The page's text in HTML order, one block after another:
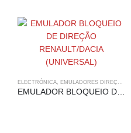
ELECTRÓNICA, EMULADORES DIREÇÃO
EMULADOR BLOQUEIO DE DIREÇÃO RENAULT/DACIA (UNIVERSAL)